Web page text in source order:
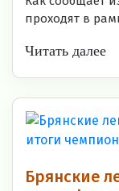
проходят в
Читать далее
Брянские